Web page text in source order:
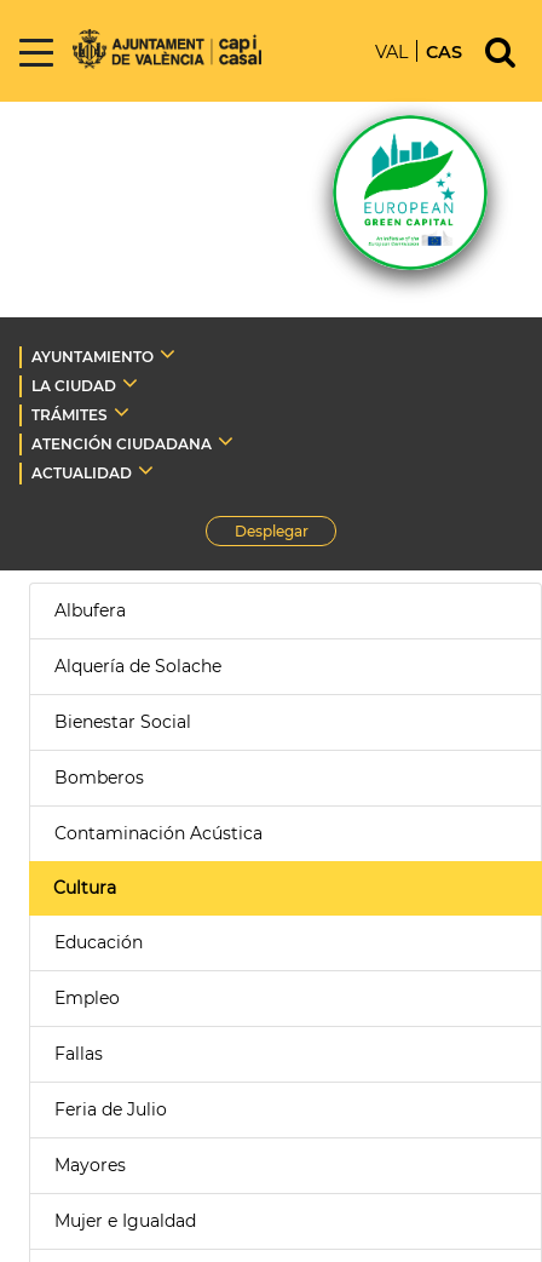
VAL CAS
AYUNTAMIENTO
LA CIUDAD
TRÁMITES
ATENCIÓN CIUDADANA
ACTUALIDAD
Desplegar
Albufera
Alquería de Solache
Bienestar Social
Bomberos
Contaminación Acústica
Cultura
Educación
Empleo
Fallas
Feria de Julio
Mayores
Mujer e Igualdad